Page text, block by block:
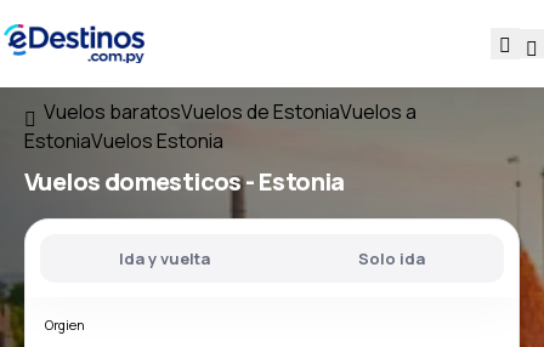
Vuelos baratosVuelos de EstoniaVuelos a
EstoniaVuelos Estonia
Vuelos domesticos -Estonia
Ida y vuelta Solo ida
Orgien